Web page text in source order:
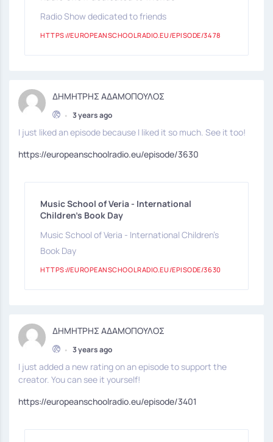
Radio Show dedicated to friends
HTTPS://EUROPEANSCHOOLRADIO.EU/EPISODE/3478
ΔΗΜΗΤΡΗΣ ΑΔΑΜΟΠΟΥΛΟΣ
• 3 years ago
I just liked an episode because I liked it so much. See it too!
https://europeanschoolradio.eu/episode/3630
Music School of Veria - International
Children's Book Day
Music School of Veria - International Children's
Book Day
HTTPS://EUROPEANSCHOOLRADIO.EU/EPISODE/3630
ΔΗΜΗΤΡΗΣ ΑΔΑΜΟΠΟΥΛΟΣ
• 3 years ago
I just added a new rating on an episode to support the
creator. You can see it yourself!
https://europeanschoolradio.eu/episode/3401